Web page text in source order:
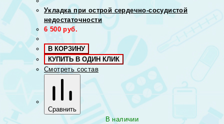
Укладка при острой сердечно-сосудистой
недостаточности
6 500 руб.
В КОРЗИНУ
КУПИТЬ В ОДИН КЛИК
Смотреть состав
Сравнить
В наличии